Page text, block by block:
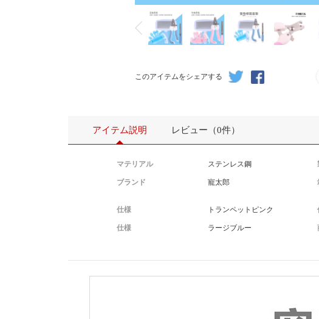
このアイテムをシェアする
アイテム説明 レビュー（0件）
マテリアル ステンレス鋼
ブランド 寵太郎
仕様 トランペットピンク
仕様 ラージブルー